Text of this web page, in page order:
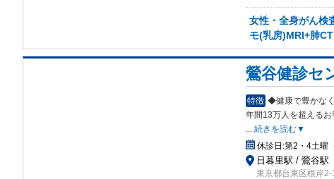
女性・全身がん検
モ(乳房)MRI+肺CT
鶯谷健診セ
特徴 ◆健康で豊かな
年間 13万人を超える
... 続きを読む▼
休診日:第2・4土曜
日暮里駅 / 鶯谷駅
東京都台東区根岸2-